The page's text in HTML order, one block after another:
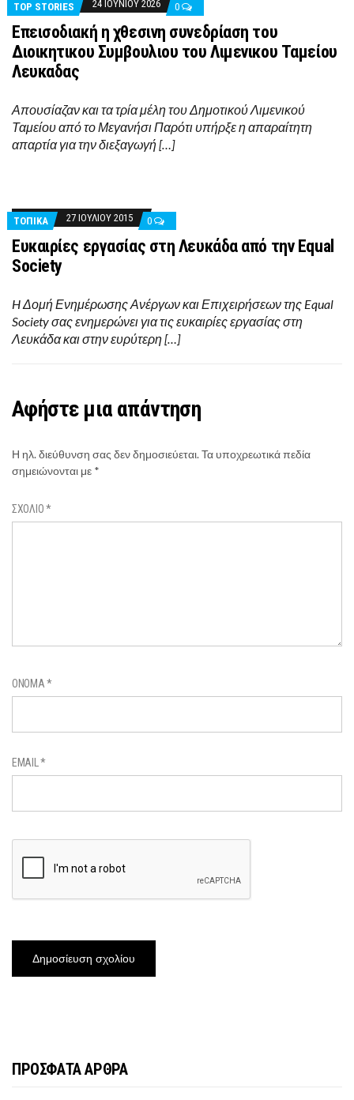
TOP STORIES 24 ΙΟΥΝΊΟΥ 2026 0
Επεισοδιακή η χθεσινη συνεδρίαση του
Διοικητικου Συμβουλιου του Λιμενικου Ταμείου
Λευκαδας
Απουσίαζαν και τα τρία μέλη του Δημοτικού Λιμενικού
Ταμείου από το Μεγανήσι Παρότι υπήρξε η απαραίτητη
απαρτία για την διεξαγωγή […]
ΤΟΠΙΚΑ 27 ΙΟΥΛΊΟΥ 2015 0
Ευκαιρίες εργασίας στη Λευκάδα από την Equal
Society
H Δομή Ενημέρωσης Ανέργων και Επιχειρήσεων της Equal
Society σας ενημερώνει για τις ευκαιρίες εργασίας στη
Λευκάδα και στην ευρύτερη […]
Αφήστε μια απάντηση
Η ηλ. διεύθυνση σας δεν δημοσιεύεται.Τα υποχρεωτικά πεδία
σημειώνονται με *
ΣΧΌΛΙΟ*
ΌΝΟΜΑ*
EMAIL*
ΠΡΟΣΦΑΤΑ ΑΡΘΡΑ